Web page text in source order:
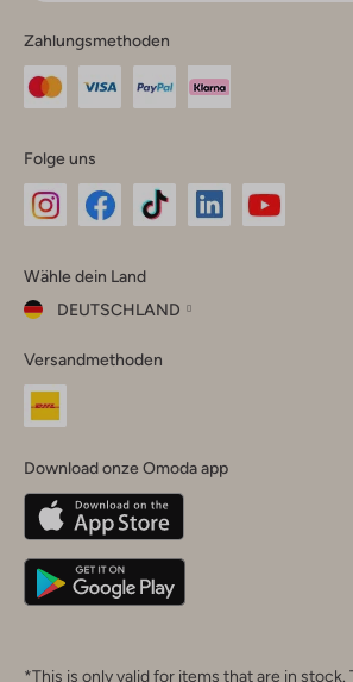
Zahlungsmethoden
Folge uns
Instagram
Facebook
TikTok
Wähle dein Land
DEUTSCHLAND
dein
Land
Belgique(Français)
Deutschland
Versandmethoden
Download onze Omoda app
*This is only valid for items that are in stock.